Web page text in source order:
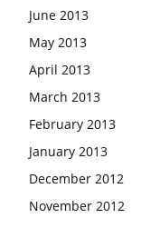
June 2013
May 2013
April 2013
March 2013
February 2013
January 2013
December 2012
November 2012